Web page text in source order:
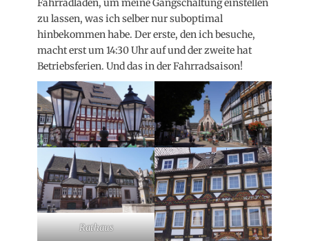
Fahrradladen, um meine Gangschaltung einstellen
zu lassen, was ich selber nur suboptimal
hinbekommen habe. Der erste, den ich besuche,
macht erst um 14:30 Uhr auf und der zweite hat
Betriebsferien. Und das in der Fahrradsaison!
Rathaus